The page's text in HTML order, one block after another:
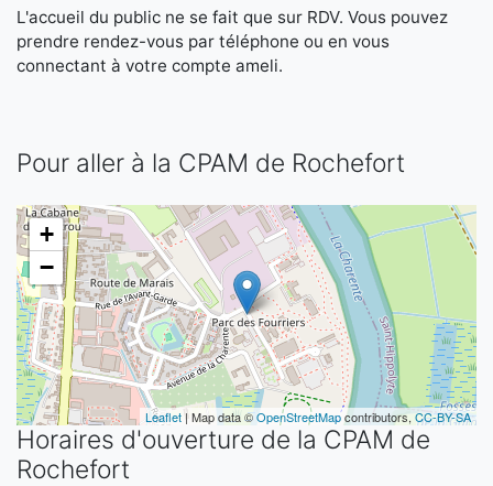
L'accueil du public ne se fait que sur RDV. Vous pouvez
prendre rendez-vous par téléphone ou en vous
connectant à votre compte ameli.
Pour aller à la CPAM de Rochefort
+
−
Leaflet| Map data ©OpenStreetMapcontributors, CC-BY-SA
Horaires d'ouverture de la CPAM de
Rochefort